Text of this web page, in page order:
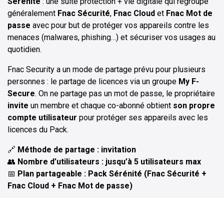
généralement Fnac Sécurité, Fnac Cloud et Fnac Mot de
passe avec pour but de protéger vos appareils contre les
menaces (malwares, phishing…) et sécuriser vos usages au
quotidien.
Fnac Security a un mode de partage prévu pour plusieurs
personnes : le partage de licences via un groupe My F-
Secure. On ne partage pas un mot de passe, le propriétaire
invite un membre et chaque co-abonné obtient son propre
compte utilisateur pour protéger ses appareils avec les
licences du Pack.
🔗 Méthode de partage : invitation
👥 Nombre d’utilisateurs : jusqu’à 5 utilisateurs max
📅 Plan partageable : Pack Sérénité (Fnac Sécurité +
Fnac Cloud + Fnac Mot de passe)